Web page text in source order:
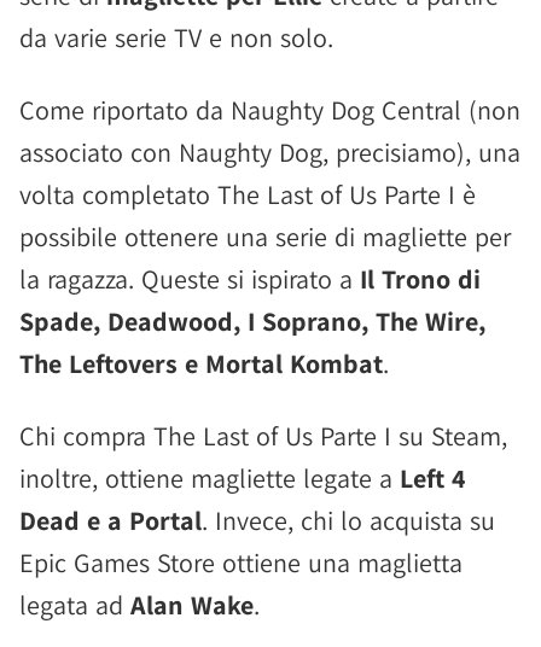
da varie serie TV e non solo.
Come riportato da Naughty Dog Central (non
associato con Naughty Dog, precisiamo), una
volta completato The Last of Us Parte I è
possibile ottenere una serie di magliette per
la ragazza. Queste si ispirato a Il Trono di
Spade, Deadwood, I Soprano, The Wire,
The Leftovers e Mortal Kombat.
Chi compra The Last of Us Parte I su Steam,
inoltre, ottiene magliette legate a Left 4
Dead e a Portal. Invece, chi lo acquista su
Epic Games Store ottiene una maglietta
legata ad Alan Wake.